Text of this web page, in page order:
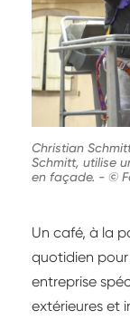
Christian
Schmitt, utilise
en façade. - ©
Un café, à la
quotidien pour
entreprise
extérieures et